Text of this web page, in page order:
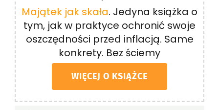
Majątek jak skała. Jedyna książka o
tym, jak w praktyce ochronić swoje
oszczędności przed inflacją. Same
konkrety. Bez ściemy
WIĘCEJ O KSIĄŻCE